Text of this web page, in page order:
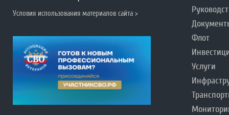
Условия использования материалов сайта >
Флот
Услуги